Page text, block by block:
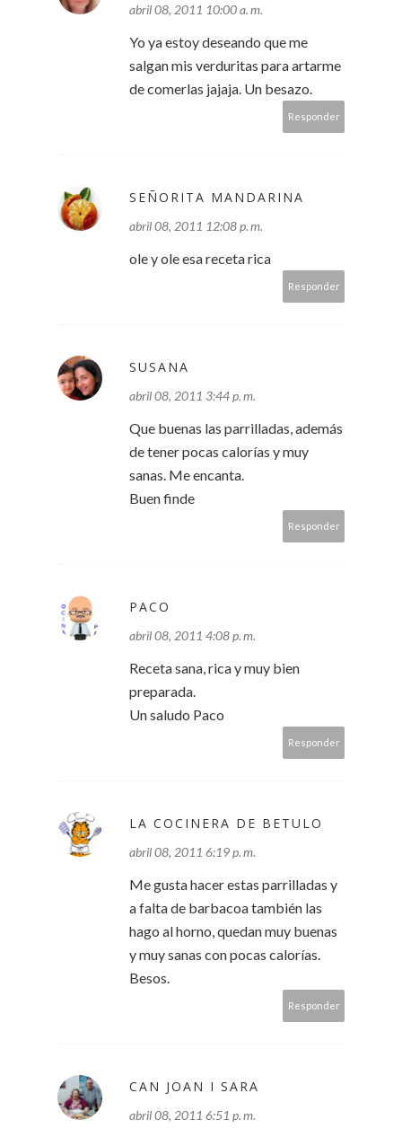
abril 08, 2011 10:00 a. m.
Yo ya estoy deseando que me
salgan mis verduritas para artarme
de comerlas jajaja. Un besazo.
Responder
SEÑORITA MANDARINA
abril 08, 2011 12:08 p. m.
ole y ole esa receta rica
Responder
SUSANA
abril 08, 2011 3:44 p. m.
Que buenas las parrilladas, además
de tener pocas calorías y muy
sanas. Me encanta.
Buen finde
Responder
PACO
abril 08, 2011 4:08 p. m.
Receta sana, rica y muy bien
preparada.
Un saludo Paco
Responder
LA COCINERA DE BETULO
abril 08, 2011 6:19 p. m.
Me gusta hacer estas parrilladas y
a falta de barbacoa también las
hago al horno, quedan muy buenas
y muy sanas con pocas calorías.
Besos.
Responder
CAN JOAN I SARA
abril 08, 2011 6:51 p. m.